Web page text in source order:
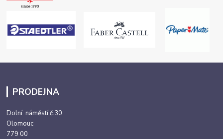
PRODEJNA
Dolní náměstí č.30
Olomouc
779 00